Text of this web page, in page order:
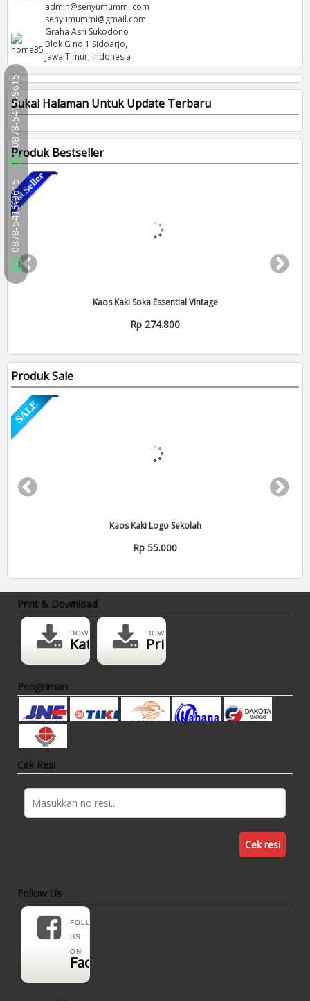
admin@senyumummi.com
senyumummi@gmail.com
Graha Asri Sukodono
Blok G no 1 Sidoarjo,
Jawa Timur, Indonesia
Sukai Halaman Untuk Update Terbaru
Produk Bestseller
Kaos Kaki Soka Essential Vintage
Produk Sale
Kaos Kaki Logo Sekolah
Rp 55.000
Print & Download
DOWNLOAD
Katalog
DOWNLOAD
Pricelist
Pengiriman
Cek Resi
Cek resi
Follow Us
FOLLOW
US
ON
Facebook
0878-5415-9615
0878-5415-9615